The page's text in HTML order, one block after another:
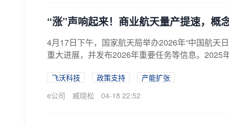
“涨”声响起来！商业航天量产提速，概
4月17日下午，国家航天局举办2026年“中国航天
重大进展，并发布2026年重要任务等信息。2025
飞沃科技 政策支持
产能扩张
e公司
臧晓松 04-18 22:52